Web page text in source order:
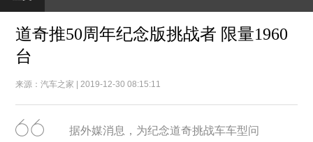
道奇推50周年纪念版挑战者 限量1960
台
来源：汽车之家 | 2019-12-30 08:15:11
据外媒消息，为纪念道奇挑战车车型问